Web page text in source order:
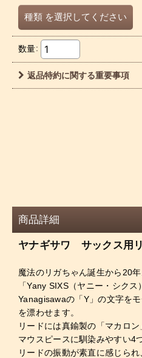
種類 を選択してください
数量:
返品特約に関する重要事項
商品詳細
ヤナギサワ サックス用
魔法のリガちゃん誕生から20
「Yany SIXS（ヤニー・シク
Yanagisawaの「Y」の文字を
を漂わせます。
リードには真鍮製の「マカロ
マウスピースに馴染みやすい4
リードの振動が素直に感じら